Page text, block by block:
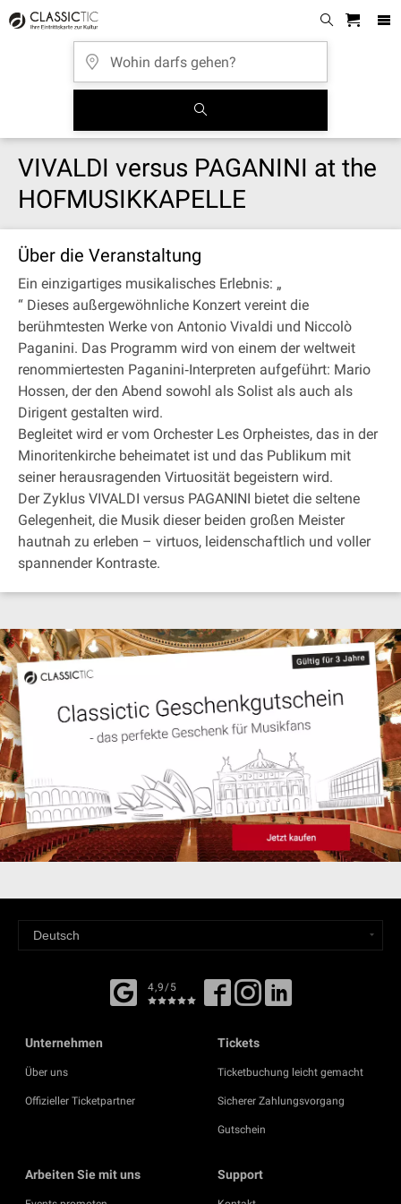
VIVALDI versus PAGANINI at the
HOFMUSIKKAPELLE
Über die Veranstaltung
Ein einzigartiges musikalisches Erlebnis: „
“ Dieses außergewöhnliche Konzert vereint die
berühmtesten Werke von Antonio Vivaldi und Niccolò
Paganini. Das Programm wird von einem der weltweit
renommiertesten Paganini‐Interpreten aufgeführt: Mario
Hossen, der den Abend sowohl als Solist als auch als
Dirigent gestalten wird.
Begleitet wird er vom Orchester Les Orpheistes, das in der
Minoritenkirche beheimatet ist und das Publikum mit
seiner herausragenden Virtuosität begeistern wird.
Der Zyklus VIVALDI versus PAGANINI bietet die seltene
Gelegenheit, die Musik dieser beiden großen Meister
hautnah zu erleben – virtuos, leidenschaftlich und voller
spannender Kontraste.
4,9/5
Unternehmen
Über uns
Offizieller Ticketpartner
Tickets
Ticketbuchung leicht gemacht
Sicherer Zahlungsvorgang
Gutschein
Arbeiten Sie mit uns Support